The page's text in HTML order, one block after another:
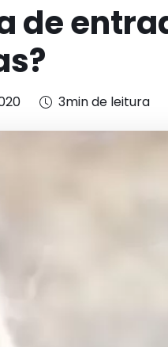
de
3min de leitura